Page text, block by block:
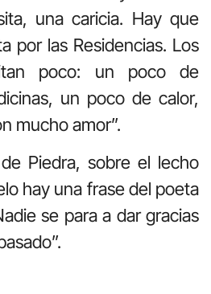
una caricia. Hay que
por las Residencias. Los
poco: un poco de
un poco de calor,
mucho amor”.
Piedra, sobre el lecho
hay una frase del poeta
se para a dar gracias